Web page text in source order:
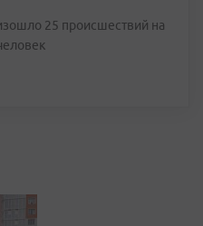
25 происшествий на